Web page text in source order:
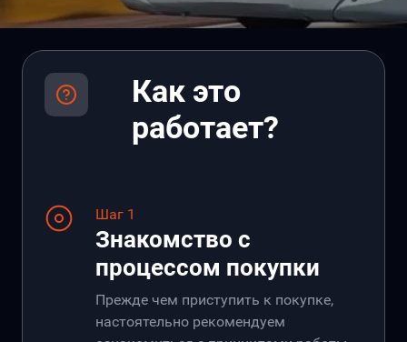
Как это
работает?
Шаг 1
Знакомство с
процессом покупки
Прежде чем приступить к покупке,
настоятельно рекомендуем